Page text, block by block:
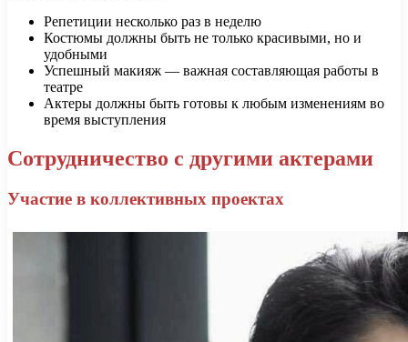
Репетиции несколько раз в неделю
Костюмы должны быть не только красивыми, но и
удобными
Успешный макияж — важная составляющая работы в
театре
Актеры должны быть готовы к любым изменениям во
время выступления
Сотрудничество с другими актерами
Участие в коллективных проектах